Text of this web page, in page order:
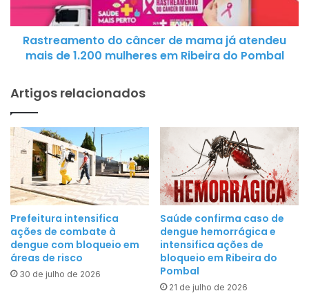
o
P
o
m
a
l
d
i
v
u
a
m
o
d
o
â
c
e
r
d
e
m
Rastreamento do câncer de mama já atendeu
mais de 1.200 mulheres em Ribeira do Pombal
Artigos relacionados
Prefeitura intensifica
ações de combate à
dengue com bloqueio em
áreas de risco
30 de julho de 2026
Saúde confirma caso de
dengue hemorrágica e
intensifica ações de
bloqueio em Ribeira do
Pombal
21 de julho de 2026